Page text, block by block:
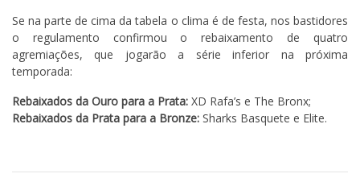
Se na parte de cima da tabela o clima é de festa, nos bastidores
o regulamento confirmou o rebaixamento de quatro
agremiações, que jogarão a série inferior na próxima
temporada:
Rebaixados da Ouro para a Prata: XD Rafa’s e The Bronx;
Rebaixados da Prata para a Bronze: Sharks Basquete e Elite.